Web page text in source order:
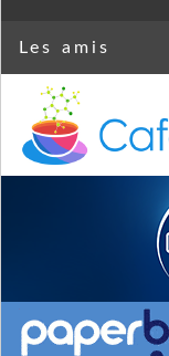
Les amis